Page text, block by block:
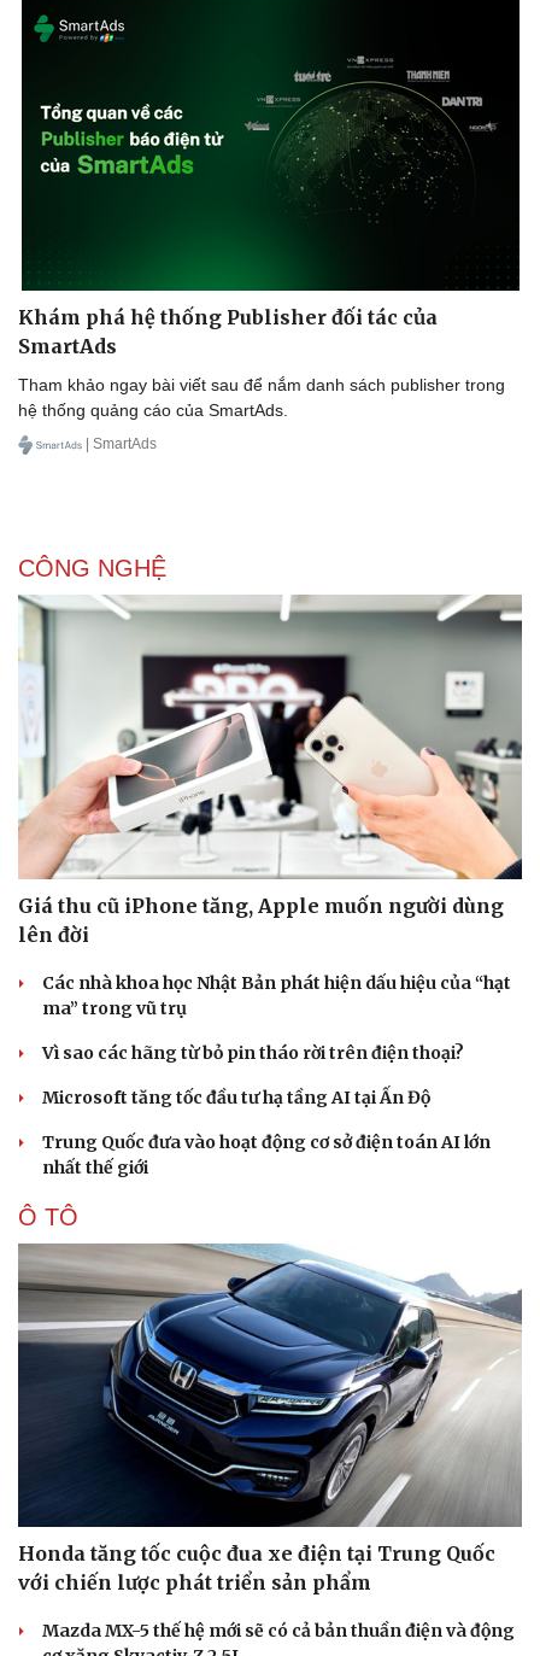
Dinh dưỡng - món ngon
Cây thuốc
Sản phụ khoa
Ăn sạch sống khỏe
Đời sống
Nhà đẹp
Blog
Tình yêu - Gia đình
Khám phá hệ thống Publisher đối tác của
SmartAds
Tham khảo ngay bài viết sau để nắm danh sách publisher trong
hệ thống quảng cáo của SmartAds.
| SmartAds
CÔNG NGHỆ
Giá thu cũ iPhone tăng, Apple muốn người dùng
lên đời
Các nhà khoa học Nhật Bản phát hiện dấu hiệu của “hạt
ma” trong vũ trụ
Vì sao các hãng từ bỏ pin tháo rời trên điện thoại?
Microsoft tăng tốc đầu tư hạ tầng AI tại Ấn Độ
Trung Quốc đưa vào hoạt động cơ sở điện toán AI lớn
nhất thế giới
Ô TÔ
Honda tăng tốc cuộc đua xe điện tại Trung Quốc
với chiến lược phát triển sản phẩm
Mazda MX-5 thế hệ mới sẽ có cả bản thuần điện và động